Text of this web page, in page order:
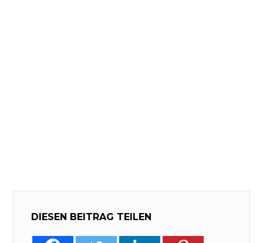
DIESEN BEITRAG TEILEN